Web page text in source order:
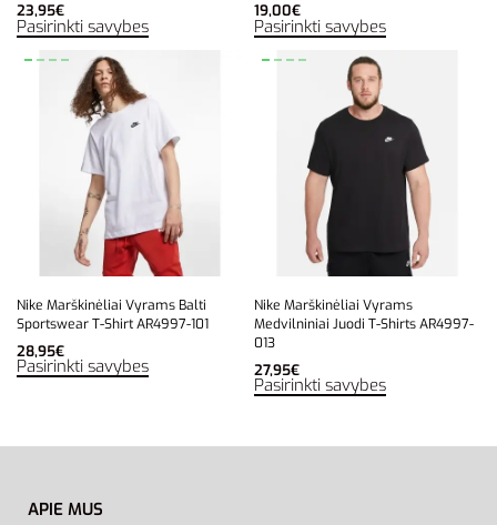
23,95€
Pasirinkti savybes
19,00€
Pasirinkti savybes
Nike Marškinėliai Vyrams Balti
Sportswear T-Shirt AR4997-101
28,95€
Pasirinkti savybes
Nike Marškinėliai Vyrams
Medvilniniai Juodi T-Shirts AR4997-
013
27,95€
Pasirinkti savybes
APIE MUS